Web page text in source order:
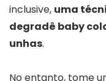
inclusive, uma
degradê baby
unhas.
No entanto, tome